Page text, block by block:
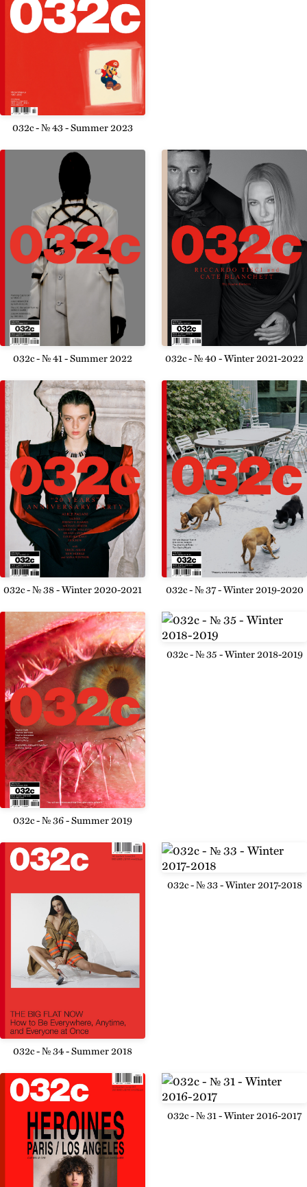
032c - № 43 - Summer 2023
032c - № 41 - Summer 2022 032c - № 40 - Winter 2021-2022
032c - № 38 - Winter 2020-2021 032c - № 37 - Winter 2019-2020
032c - № 36 - Summer 2019
032c - № 35 - Winter 2018-2019
032c - № 34 - Summer 2018
032c - № 33 - Winter 2017-2018
032c - № 31 - Winter 2016-2017